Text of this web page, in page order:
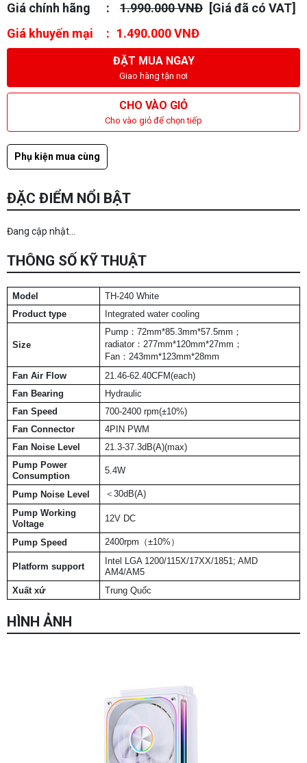
Giá chính hãng 1.990.000 VNĐ [Giá đã có VAT]
Giá khuyến mại
1.490.000 VNĐ
ĐẶT MUA NGAY
Giao hàng tận nơi
CHO VÀO GIỎ
Cho vào giỏ để chọn tiếp
Phụ kiện mua cùng
ĐẶC ĐIỂM NỔI BẬT
Đang cập nhật...
THÔNG SỐ KỸ THUẬT
Model
TH-240 White
Product type
Integrated water cooling
Size
Pump：72mm*85.3mm*57.5mm；
radiator：277mm*120mm*27mm；
Fan：243mm*123mm*28mm
Fan Air Flow
21.46-62.40CFM(each)
Fan Bearing
Hydraulic
Fan Speed
700-2400 rpm(±10%)
Fan Connector
4PIN PWM
Fan Noise Level
21.3-37.3dB(A)(max)
Pump Power
Consumption
5.4W
Pump Noise Level
＜30dB(A)
Pump Working
Voltage
12V DC
Pump Speed 2400rpm（±10%）
Platform support
Intel LGA 1200/115X/17XX/1851; AMD
AM4/AM5
Xuất xứ
Trung Quốc
HÌNH ẢNH